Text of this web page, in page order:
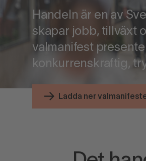
Handeln är en av
skapar jobb, tillväxt
valmanifest
konkurrenskraftig,
Ladda ner